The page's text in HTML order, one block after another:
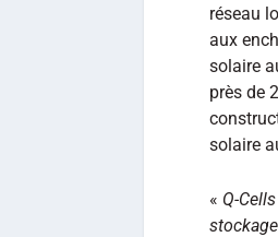
réseau
aux
solaire
près de
solaire
« Q-